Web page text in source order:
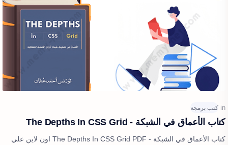
كتاب الأعماق في الشبكة - The Depths In CSS Grid
كتاب الأعماق في الشبكة - The Depths In CSS Grid PDF اون لاين علي